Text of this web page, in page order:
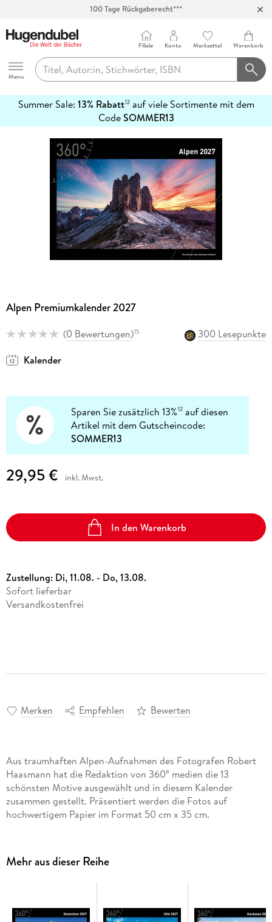
100 Tage Rückgaberecht***
Hugendubel
Menu
Filiale Konto Merkzettel Warenkorb
Summer Sale: 13% Rabatt12auf viele Sortimente mit dem
CodeSOMMER13
erfahren
Alpen Premiumkalender 2027
(0 Bewertungen)15
300 Lesepunkte
Kalender
Sparen Sie zusätzlich 13%12 auf diesen
Artikel mit dem Gutscheincode:
SOMMER13
29,95 € inkl. Mwst.
In den Warenkorb
Zustellung: Di, 11.08. - Do, 13.08.
Sofort lieferbar
Versandkostenfrei
Merken Empfehlen Bewerten
Aus traumhaften Alpen-Aufnahmen des Fotografen Robert
Haasmann hat die Redaktion von 360° medien die 13
schönsten Motive ausgewählt und in diesem Kalender
zusammen gestellt. Präsentiert werden die Fotos auf
hochwertigem Papier im Format 50 cm x 35 cm.
Mehr aus dieser Reihe